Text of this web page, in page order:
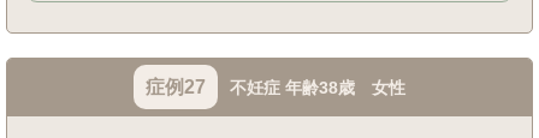
症例27 不妊症 年齢38歳 女性